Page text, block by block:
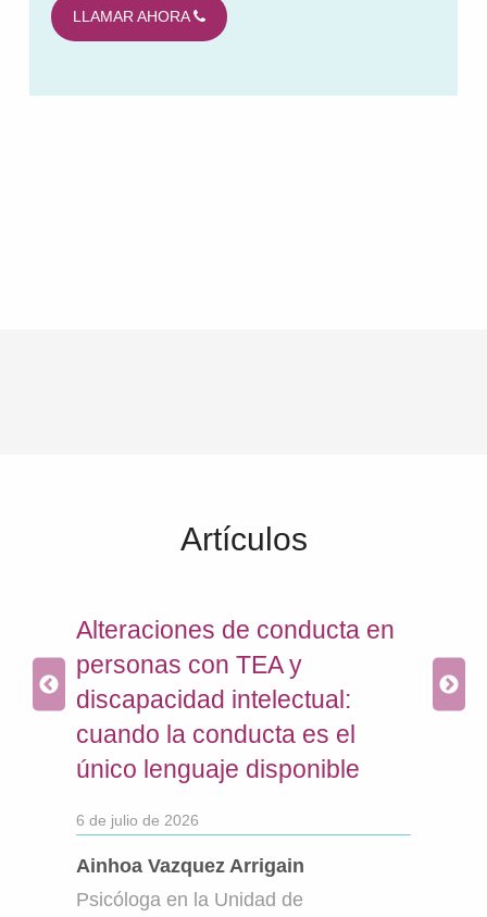
LLAMAR AHORA
Artículos
Alteraciones de conducta en
personas con TEA y
discapacidad intelectual:
cuando la conducta es el
único lenguaje disponible
6 de julio de 2026
Ainhoa Vazquez Arrigain
Psicóloga en la Unidad de